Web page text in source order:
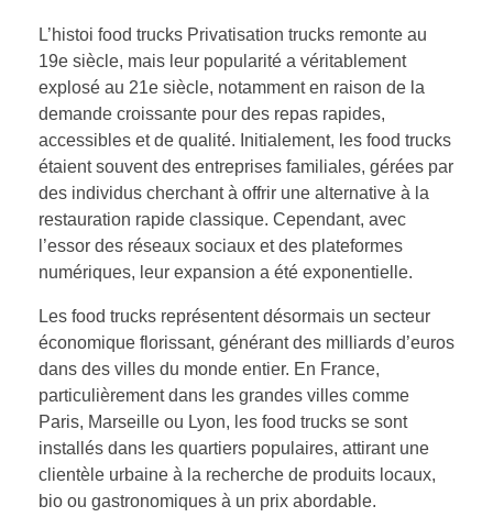
L’histoi food trucks Privatisation trucks remonte au
19e siècle, mais leur popularité a véritablement
explosé au 21e siècle, notamment en raison de la
demande croissante pour des repas rapides,
accessibles et de qualité. Initialement, les food trucks
étaient souvent des entreprises familiales, gérées par
des individus cherchant à offrir une alternative à la
restauration rapide classique. Cependant, avec
l’essor des réseaux sociaux et des plateformes
numériques, leur expansion a été exponentielle.
Les food trucks représentent désormais un secteur
économique florissant, générant des milliards d’euros
dans des villes du monde entier. En France,
particulièrement dans les grandes villes comme
Paris, Marseille ou Lyon, les food trucks se sont
installés dans les quartiers populaires, attirant une
clientèle urbaine à la recherche de produits locaux,
bio ou gastronomiques à un prix abordable.